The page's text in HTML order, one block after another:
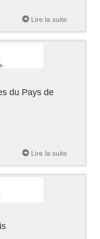
Lire la suite
du Pays de
Lire la suite